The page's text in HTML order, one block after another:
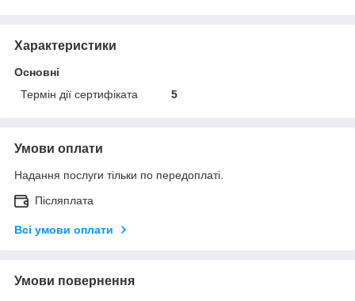
Характеристики
Основні
Термін дії сертифіката
5
Умови оплати
Надання послуги тільки по передоплаті.
Післяплата
Всі умови оплати
Умови повернення